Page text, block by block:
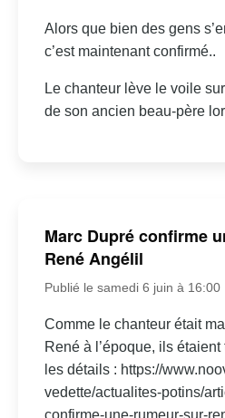
Alors que bien des gens
c’est maintenant confirmé..
Le chanteur lève le voile
de son ancien beau-père
Marc Dupré confirme
René Angélil
Publié le samedi 6 juin à 16:00
Comme le chanteur était
René à l’époque, ils
les détails : https://
vedette/actualites-potins/
confirme-une-rumeur-sur-